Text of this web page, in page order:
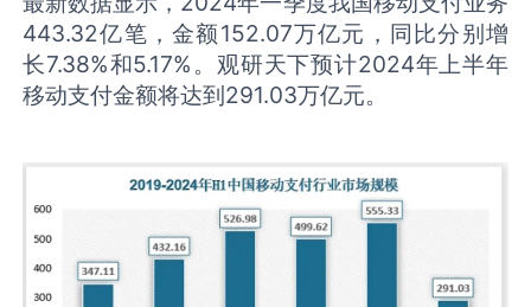
443.32亿笔，金额152.07万亿元，同比分别增
长7.38%和5.17%。观研天下预计2024年上半年
移动支付金额将达到291.03万亿元。